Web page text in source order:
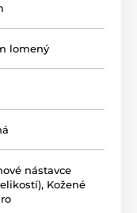
lomený
nástavce
, Kožené